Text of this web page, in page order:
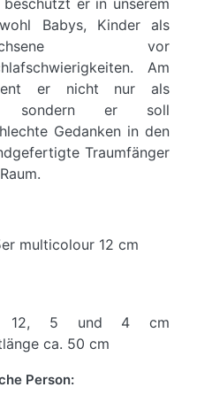
er in unserem
Babys, Kinder als
vor
Am
er nicht nur als
sondern er soll
Gedanken in den
Traumfänger
multicolour 12 cm
12, 5 und 4 cm
ca. 50 cm
Person: